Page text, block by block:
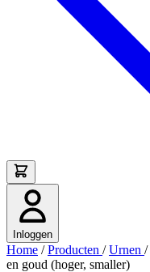
Inloggen
Home / Producten / Urnen /
en goud (hoger, smaller)